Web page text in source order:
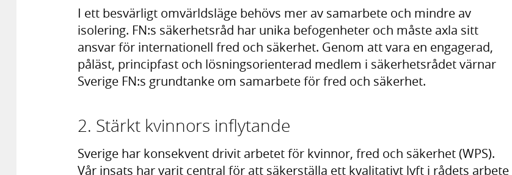
I ett besvärligt omvärldsläge behövs mer av samarbete och mindre av
isolering. FN:s säkerhetsråd har unika befogenheter och måste axla sitt
ansvar för internationell fred och säkerhet. Genom att vara en engagerad,
påläst, principfast och lösningsorienterad medlem i säkerhetsrådet värnar
Sverige FN:s grundtanke om samarbete för fred och säkerhet.
2. Stärkt kvinnors inflytande
Sverige har konsekvent drivit arbetet för kvinnor, fred och säkerhet (WPS).
Vår insats har varit central för att säkerställa ett kvalitativt lyft i rådets arbete